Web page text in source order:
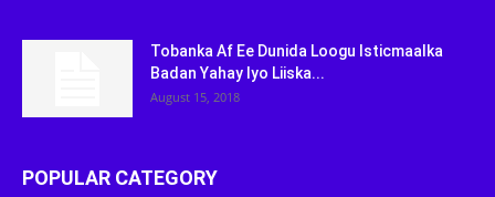
Tobanka Af Ee Dunida Loogu Isticmaalka
Badan Yahay Iyo Liiska...
August 15, 2018
POPULAR CATEGORY